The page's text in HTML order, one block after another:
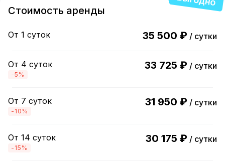
Стоимость аренды
От 1 суток 35 500 ₽ / сутки
От 4 суток
-5%
33 725 ₽ / сутки
От 7 суток
-10%
31 950 ₽ / сутки
От 14 суток
-15%
30 175 ₽ / сутки